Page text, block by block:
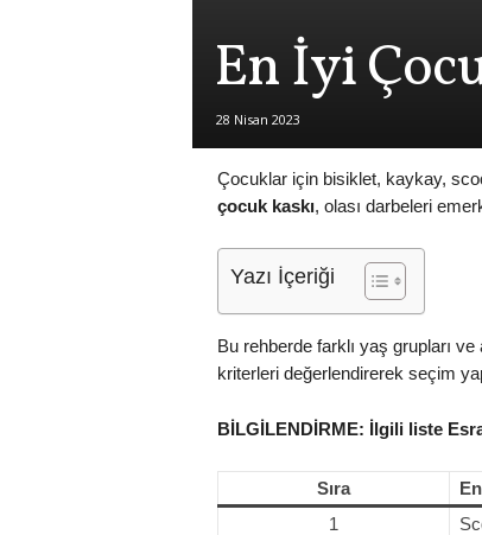
En İyi
28 Nisan 2023
Çocuklar için bisiklet, kaykay,
çocuk kaskı, olası darbeleri
Yazı İçeriği
Bu rehberde farklı yaş grupları
kriterleri değerlendirerek seçim
BİLGİLENDİRME: İlgili liste
Sıra
1